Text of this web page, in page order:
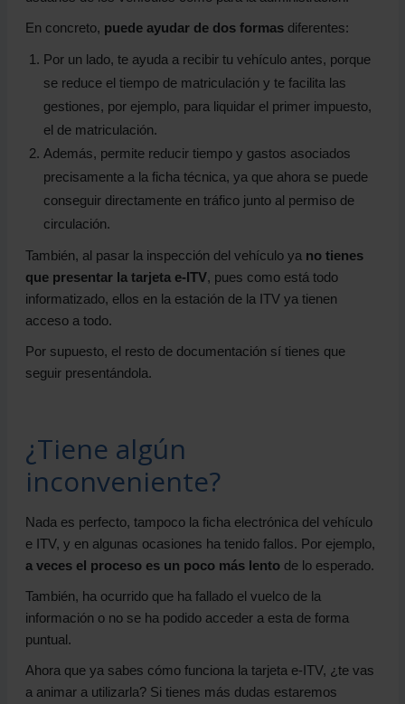
En concreto, puede ayudar de dos formasdiferentes:
Por un lado, te ayuda a recibir tu vehículo antes, porque
se reduce el tiempo de matriculación y te facilita las
gestiones, por ejemplo, para liquidar el primer impuesto,
el de matriculación.
Además, permite reducir tiempo y gastos asociados
precisamente a la ficha técnica, ya que ahora se puede
conseguir directamente en tráfico junto al permiso de
circulación.
También, al pasar la inspección del vehículo ya no tienes
que presentar la tarjeta e-ITV, pues como está todo
informatizado, ellos en la estación de la ITV ya tienen
acceso a todo.
Por supuesto, el resto de documentación sí tienes que
seguir presentándola.
¿Tiene algún
inconveniente?
Nada es perfecto, tampoco la ficha electrónica del vehículo
e ITV, y en algunas ocasiones ha tenido fallos. Por ejemplo,
a veces el proceso es un poco más lento de lo esperado.
También, ha ocurrido que ha fallado el vuelco de la
información o no se ha podido acceder a esta de forma
puntual.
Ahora que ya sabes cómo funciona la tarjeta e-ITV, ¿te vas
a animar a utilizarla? Si tienes más dudas estaremos